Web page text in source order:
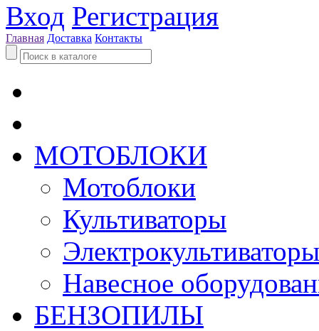
Вход Регистрация
Главная Доставка Контакты
МОТОБЛОКИ
Мотоблоки
Культиваторы
Электрокультиваторы
Навесное
БЕНЗОПИЛЫ